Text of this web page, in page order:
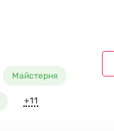
Майстерня
+11